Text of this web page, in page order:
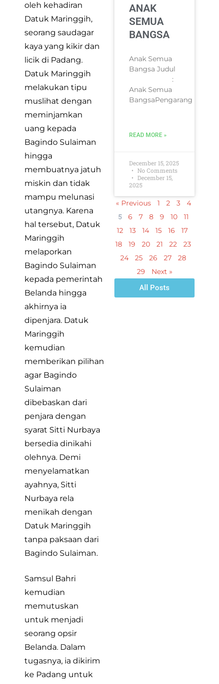
oleh kehadiran
Datuk Maringgih,
seorang saudagar
kaya yang kikir dan
licik di Padang.
Datuk Maringgih
melakukan tipu
muslihat dengan
meminjamkan
uang kepada
Bagindo Sulaiman
hingga
membuatnya jatuh
miskin dan tidak
mampu melunasi
utangnya. Karena
hal tersebut, Datuk
Maringgih
melaporkan
Bagindo Sulaiman
kepada pemerintah
Belanda hingga
akhirnya ia
dipenjara. Datuk
Maringgih
kemudian
memberikan pilihan
agar Bagindo
Sulaiman
dibebaskan dari
penjara dengan
syarat Sitti Nurbaya
bersedia dinikahi
olehnya. Demi
menyelamatkan
ayahnya, Sitti
Nurbaya rela
menikah dengan
Datuk Maringgih
tanpa paksaan dari
Bagindo Sulaiman.
Samsul Bahri
kemudian
memutuskan
untuk menjadi
seorang opsir
Belanda. Dalam
tugasnya, ia dikirim
ke Padang untuk
ANAK
SEMUA
BANGSA
Anak Semua
Bangsa Judul
:
Anak Semua
BangsaPengarang
READ MORE »
December 15, 2025
No Comments
December 15,
2025
« Previous 1 2 3 4
5 6 7 8 9 10
11
12
13 14 15 16
17
18
19 20 21 22
23
24
25 26 27
28
29
Next »
All Posts